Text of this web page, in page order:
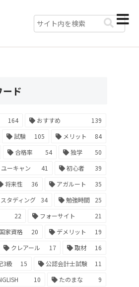
ド
164 おすすめ
139
試験 105 メリット
84
合格率 54 独学
50
ユーキャン 41 初心者
39
将来性 36 アガルート
35
スタディング 34 勉強時間
25
22 フォーサイト
21
国家資格 20 デメリット
19
クレアール 17 取材
16
3級 15 公認会計士試験
11
10 たのまな
9